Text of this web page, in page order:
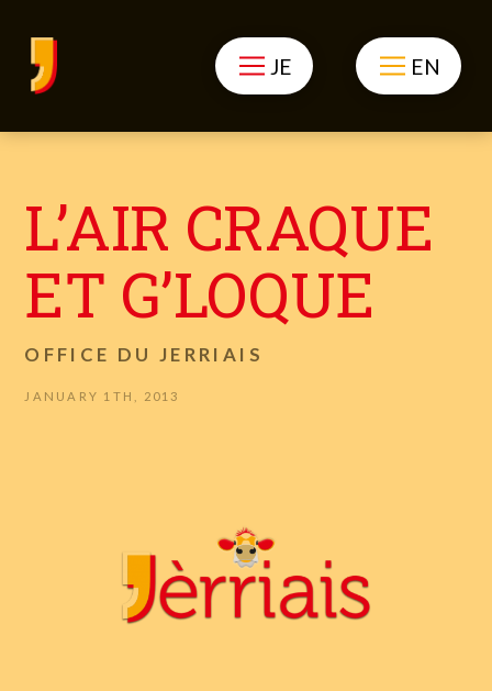
JE EN
L’AIR CRAQUE
ET G’LOQUE
OFFICE DU JERRIAIS
JANUARY 1TH, 2013